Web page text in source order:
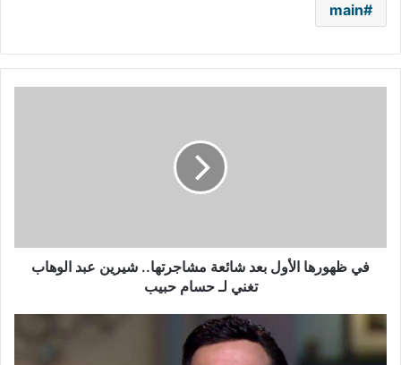
main
الوهاب
تغني
حبيب
في ظهورها الأول بعد شائعة مشاجرتها.. شيرين عبد الوهاب
تغني لـ حسام حبيب
محمد
يسخر